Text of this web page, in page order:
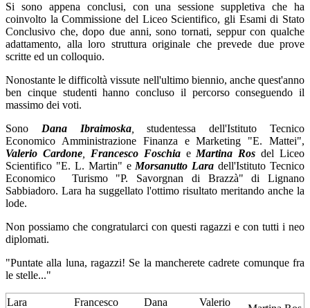
Si sono appena conclusi, con una sessione suppletiva che ha
coinvolto la Commissione del Liceo Scientifico, gli Esami di Stato
Conclusivo che, dopo due anni, sono tornati, seppur con qualche
adattamento, alla loro struttura originale che prevede due prove
scritte ed un colloquio.
Nonostante le difficoltà vissute nell'ultimo biennio, anche quest'anno
ben cinque studenti hanno concluso il percorso conseguendo il
massimo dei voti.
Sono Dana Ibraimoska,studentessa dell'Istituto Tecnico
Economico Amministrazione Finanza e Marketing "E. Mattei",
Valerio Cardone, Francesco Foschiae Martina Ros del Liceo
Scientifico "E. L. Martin" eMorsanutto Lara dell'Istituto Tecnico
Economico Turismo "P. Savorgnan di Brazzà" di Lignano
Sabbiadoro. Lara ha suggellato l'ottimo risultato meritando anche la
lode.
Non possiamo che congratularci con questi ragazzi e con tutti i neo
diplomati.
"Puntate alla luna, ragazzi! Se la mancherete cadrete comunque fra
le stelle..."
Lara
Francesco
Dana
Valerio